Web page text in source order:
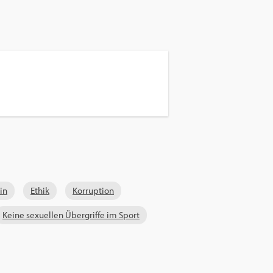
Ethik Kor­rup­ti­on
Keine se­xu­el­len Über­grif­fe im Sport